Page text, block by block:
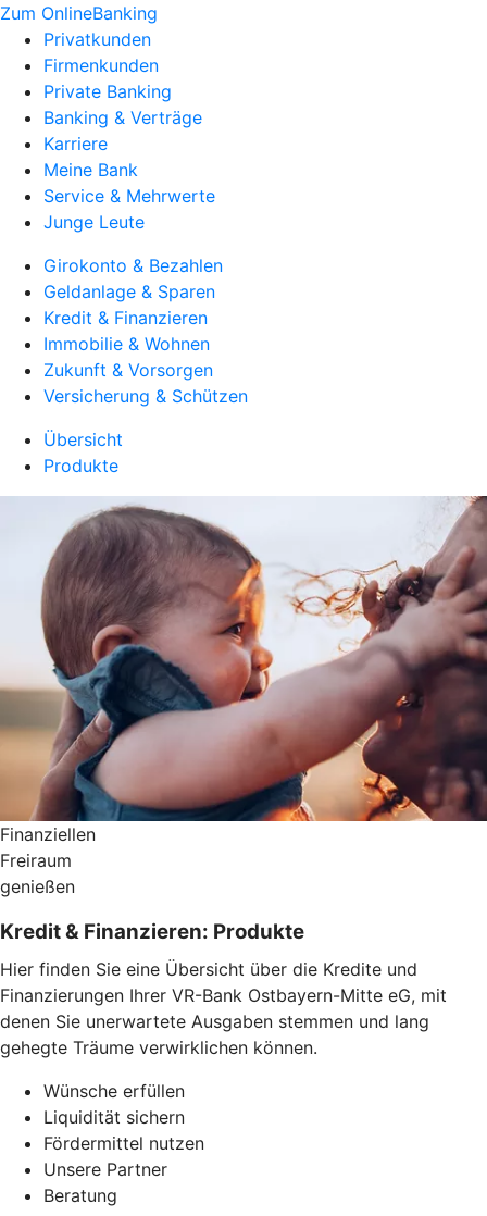
Zum OnlineBanking
Privatkunden
Firmenkunden
Private Banking
Banking & Verträge
Karriere
Meine Bank
Service & Mehrwerte
Junge Leute
Girokonto & Bezahlen
Geldanlage & Sparen
Kredit & Finanzieren
Immobilie & Wohnen
Zukunft & Vorsorgen
Versicherung & Schützen
Übersicht
Produkte
Finanziellen
Freiraum
genießen
Kredit & Finanzieren: Produkte
Hier finden Sie eine Übersicht über die Kredite und
Finanzierungen Ihrer VR-Bank Ostbayern-Mitte eG, mit
denen Sie unerwartete Ausgaben stemmen und lang
gehegte Träume verwirklichen können.
Wünsche erfüllen
Liquidität sichern
Fördermittel nutzen
Unsere Partner
Beratung